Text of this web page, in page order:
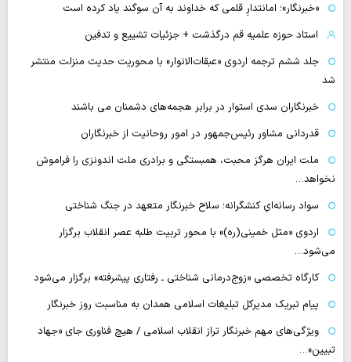
«خبرنگار»؛ امانتدارِ قلمی که خداوند به آن سوگند یاد کرده است
استاد حوزه علمیه قم درگذشت + جزئیات تشییع و تدفین
جلد ششم ترجمه اردوی «عبقات‌الانوار» با محوریت حدیث منزلت منتشر
شد
خبرنگاران سدی استوار در برابر هجمه‌های دشمنان می باشند
قدردانی مشاور رئیس‌جمهور در امور روحانیت از خبرنگاران
ملت ایران هرگز محبت، همبستگی و برادری ملت اندونزی را فراموش
نخواهد…
سواد رسانه‌ایِ کنشگرانه؛ سلاح خبرنگار متعهد در جنگ شناختی
اردوی «مثل خمینی(ره)» با محور تربیت طلبه عصر انقلاب برگزار
می‌شود…
کارگاه تخصصی «زوج‌درمانی شناختی ـ رفتاری پیشرفته» برگزار می‌شود
پیام تبریک مدیرکل تبلیغات اسلامی همدان به مناسبت روز خبرنگار
ویژگی‌های مهم خبرنگار تراز انقلاب اسلامی / هیچ فناوری‌ جای «جهاد
تبیین»…